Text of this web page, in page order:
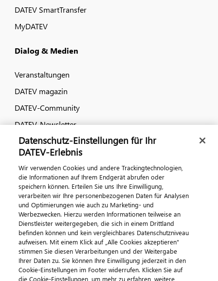
DATEV SmartTransfer
MyDATEV
Dialog & Medien
Veranstaltungen
DATEV magazin
DATEV-Community
DATEV-Newsletter
Kontaktieren Sie uns
© 2026 DATEV eG
ImpressumDatenschutzAGB Kontakt
Cookie-Einstellungen
Datenschutz-Einstellungen für Ihr
DATEV-Erlebnis
Wir verwenden Cookies und andere Trackingtechnologien,
die Informationen auf Ihrem Endgerät abrufen oder
speichern können. Erteilen Sie uns Ihre Einwilligung,
verarbeiten wir Ihre personenbezogenen Daten für Analysen
und Optimierungen wie auch zu Marketing- und
Werbezwecken. Hierzu werden Informationen teilweise an
Dienstleister weitergegeben, die sich in einem Drittland
befinden können und kein vergleichbares Datenschutzniveau
aufweisen. Mit einem Klick auf „Alle Cookies akzeptieren"
stimmen Sie diesen Verarbeitungen und der Weitergabe
Ihrer Daten zu. Sie können Ihre Einwilligung jederzeit in den
Cookie-Einstellungen im Footer widerrufen. Klicken Sie auf
die Cookie-Einstellungen, um mehr zu erfahren, weitere